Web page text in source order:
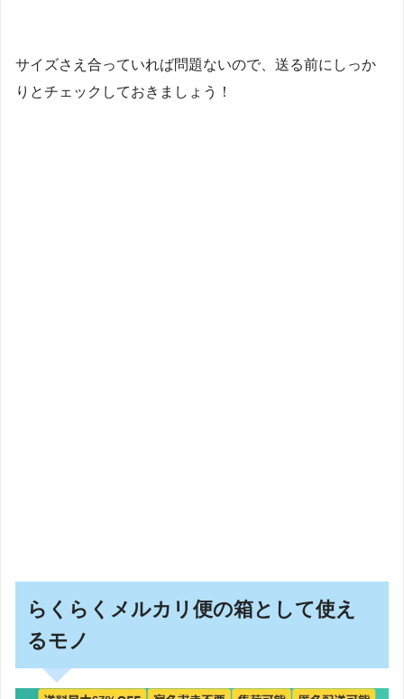
サイズさえ合っていれば問題ないので、送る前にしっか
りとチェックしておきましょう！
らくらくメルカリ便の箱として使え
るモノ